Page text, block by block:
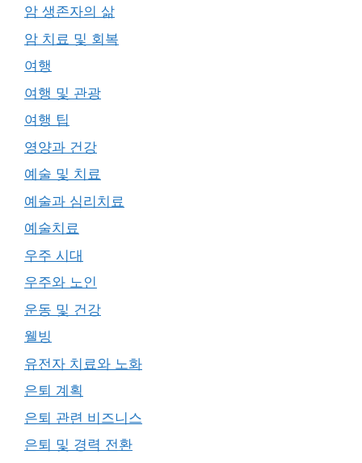
암 생존자의 삶
암 치료 및 회복
여행
여행 및 관광
여행 팁
영양과 건강
예술 및 치료
예술과 심리치료
예술치료
우주 시대
우주와 노인
운동 및 건강
웰빙
유전자 치료와 노화
은퇴 계획
은퇴 관련 비즈니스
은퇴 및 경력 전환